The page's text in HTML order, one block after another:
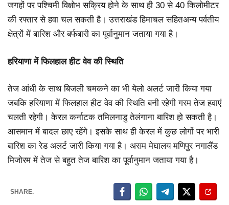
जगहों पर पश्चिमी विक्षोभ सक्रिय होने के साथ ही 30 से 40 किलोमीटर
की रफ्तार से हवा चल सकती है। उत्तराखंड हिमाचल सहितअन्य पर्वतीय
क्षेत्रों में बारिश और बर्फबारी का पूर्वानुमान जताया गया है।
हरियाणा में फिलहाल हीट वेव की स्थिति
तेज आंधी के साथ बिजली चमकने का भी येलो अलर्ट जारी किया गया
जबकि हरियाणा में फिलहाल हीट वेव की स्थिति बनी रहेगी गरम तेज हवाएं
चलती रहेगी। केरल कर्नाटक तमिलनाडु तेलंगाना बारिश हो सकती है।
आसमान में बादल छाए रहेंगे। इसके साथ ही केरल में कुछ लोगों पर भारी
बारिश का रेड अलर्ट जारी किया गया है। असम मेघालय मणिपुर नगालैंड
मिजोरम में तेज से बहुत तेज बारिश का पूर्वानुमान जताया गया है।
SHARE.